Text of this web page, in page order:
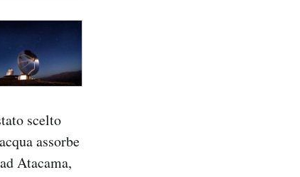
scelto
assorbe
Atacama,